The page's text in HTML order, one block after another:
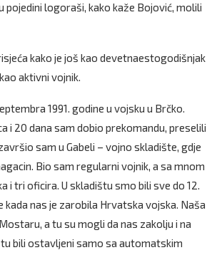
pojedini logoraši, kako kaže Bojović, molili
kako je još kao devetnaestogodišnjak
aktivni vojnik.
1991. godine u vojsku u Brčko.
i 20 dana sam dobio prekomandu, preselili
sam u Gabeli – vojno skladište, gdje
Bio sam regularni vojnik, a sa mnom
i tri oficira. U skladištu smo bili sve do 12.
kada nas je zarobila Hrvatska vojska. Naša
a tu su mogli da nas zakolju i na
bili ostavljeni samo sa automatskim